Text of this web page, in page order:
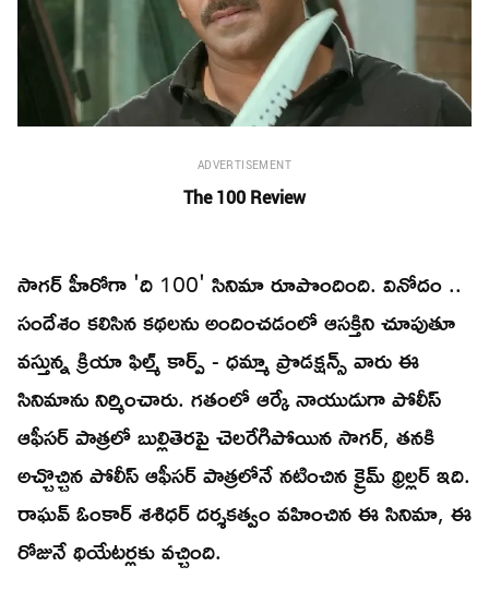
ADVERTISEMENT
The 100 Review
సాగర్ హీరోగా 'ది 100' సినిమా రూపొందింది. వినోదం ..
సందేశం కలిసిన కథలను అందించడంలో ఆసక్తిని చూపుతూ
వస్తున్న క్రియా ఫిల్మ్ కార్ప్ - ధమ్మా ప్రొడక్షన్స్ వారు ఈ
సినిమాను నిర్మించారు. గతంలో ఆర్కే నాయుడుగా పోలీస్
ఆఫీసర్ పాత్రలో బుల్లితెరపై చెలరేగిపోయిన సాగర్, తనకి
అచ్చొచ్చిన పోలీస్ ఆఫీసర్ పాత్రలోనే నటించిన క్రైమ్ థ్రిల్లర్ ఇది.
రాఘవ్ ఓంకార్ శశిధర్ దర్శకత్వం వహించిన ఈ సినిమా, ఈ
రోజునే థియేటర్లకు వచ్చింది.